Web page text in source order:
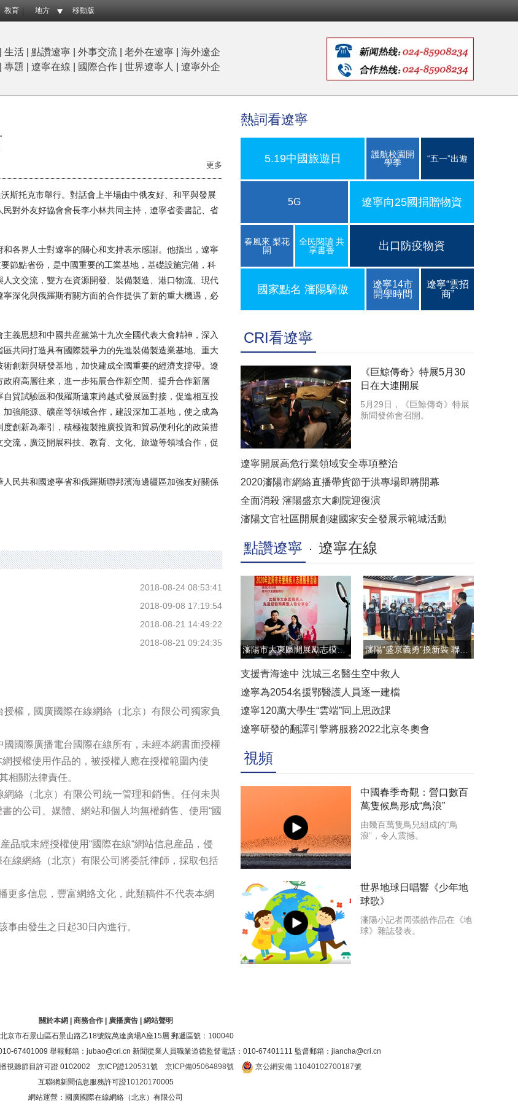
教育 地方 移動版
生活 點讚遼寧 外事交流 老外在遼寧
海外遼企
專題 遼寧在線 國際合作 世界遼寧人 遼寧外企
更多
托克市舉行。對話會上半場由中俄友好、和平與發展
對外友好協會會長李小林共同主持，遼寧省委書記、省
各界人士對遼寧的關心和支持表示感謝。他指出，遼寧
節點省份，是中國重要的工業基地，基礎設施完備，科
文交流，雙方在資源開發、裝備製造、港口物流、現代
深化與俄羅斯有關方面的合作提供了新的重大機遇，必
思想和中國共産黨第十九次全國代表大會精神，深入
共同打造具有國際競爭力的先進裝備製造業基地、重大
創新與研發基地，加快建成全國重要的經濟支撐帶。遼
府高層往來，進一步拓展合作新空間、提升合作新層
貿試驗區和俄羅斯遠東跨越式發展區對接，促進相互投
強能源、礦産等領域合作，建設深加工基地，使之成為
創新為牽引，積極複製推廣投資和貿易便利化的政策措
流，廣泛開展科技、教育、文化、旅遊等領域合作，促
民共和國遼寧省和俄羅斯聯邦濱海邊疆區加強友好關係
2018-08-24 08:53:41
2018-09-08 17:19:54
2018-08-21 14:49:22
2018-08-21 09:24:35
權，國廣國際在線網絡（北京）有限公司獨家負
國際廣播電台國際在線所有，未經本網書面授權
授權使用作品的，被授權人應在授權範圍內使
相關法律責任。
絡（北京）有限公司統一管理和銷售。任何未與
的公司、媒體、網站和個人均無權銷售、使用“國
品或未經授權使用“國際在線“網站信息産品，侵
線網絡（北京）有限公司將委託律師，採取包括
更多信息，豐富網絡文化，此類稿件不代表本網
由發生之日起30日內進行。
熱詞看遼寧
5.19中國旅遊日
護航校園開
學季
“五一”出遊
5G 遼寧向25國捐贈物資
春風來 梨花
開
全民閱讀 共
享書香
出口防疫物資
國家點名 瀋陽驕傲
遼寧14市
開學時間
遼寧“雲招
商”
CRI看遼寧
《巨鯨傳奇》特展5月30
日在大連開展
5月29日，《巨鯨傳奇》特展
新聞發佈會召開。
遼寧開展高危行業領域安全專項整治
2020瀋陽市網絡直播帶貨節于洪專場即將開幕
全面消殺 瀋陽盛京大劇院迎復演
瀋陽文官社區開展創建國家安全發展示範城活動
點讚遼寧 遼寧在線
瀋陽市大東區開展勵志模範雲直播訪談活動
支援青海途中 沈城三名醫生空中救人
遼寧為2054名援鄂醫護人員逐一建檔
遼寧120萬大學生“雲端”同上思政課
遼寧研發的翻譯引擎將服務2022北京冬奧會
視頻
中國春季奇觀：營口數百
萬隻候鳥形成“鳥浪”
由幾百萬隻鳥兒組成的“鳥
浪”，令人震撼。
世界地球日唱響《少年地
球歌》
瀋陽小記者周張皓作品在《地
球》雜誌發表。
關於本網 商務合作| 廣播廣告| 網站聲明
京市石景山區石景山路乙18號院萬達廣場A座15層 郵遞區號：100040
67401009 舉報郵箱：jubao@cri.cn 新聞從業人員職業道德監督電話：010-67401111 監督郵箱：jiancha@cri.cn
視聽節目許可證 0102002 京ICP證120531號 京ICP備05064898號
京公網安備 11040102700187號
互聯網新聞信息服務許可證10120170005
網站運營：國廣國際在線網絡（北京）有限公司